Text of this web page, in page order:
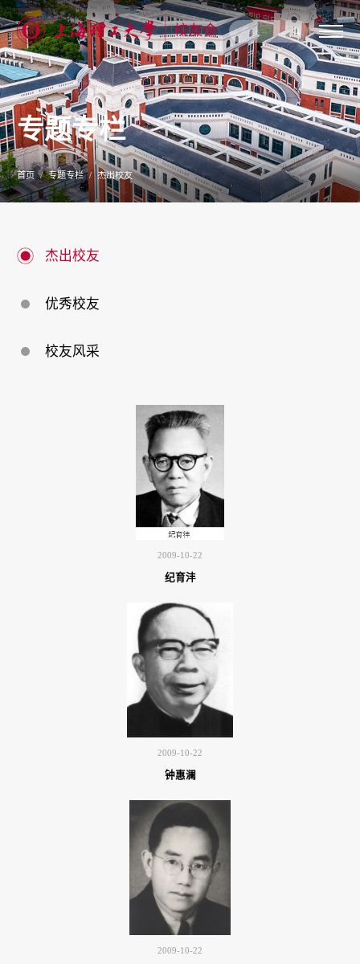
关
于
我
们
新
闻
公
告
校
友
校
友
专题专栏
首页 专题专栏 杰出校友
杰出校友
优秀校友
校友风采
2009-10-22
纪育沣
2009-10-22
钟惠澜
2009-10-22